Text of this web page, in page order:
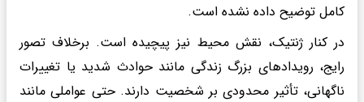
کامل توضیح داده نشده است.
در کنار ژنتیک، نقش محیط نیز پیچیده است. برخلاف تصور
رایج، رویدادهای بزرگ زندگی مانند حوادث شدید یا تغییرات
ناگهانی، تأثیر محدودی بر شخصیت دارند. حتی عواملی مانند